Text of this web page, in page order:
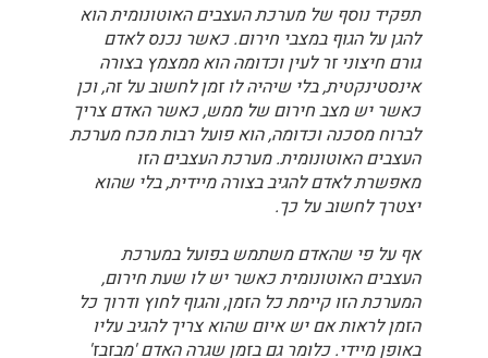
תפקיד נוסף של מערכת העצבים האוטונומית הוא
להגן על הגוף במצבי חירום. כאשר נכנס לאדם
גורם חיצוני זר לעין וכדומה הוא ממצמץ בצורה
אינסטינקטית, בלי שיהיה לו זמן לחשוב על זה, וכן
כאשר יש מצב חירום של ממש, כאשר האדם צריך
לברוח מסכנה וכדומה, הוא פועל רבות מכח מערכת
העצבים האוטונומית. מערכת העצבים הזו
מאפשרת לאדם להגיב בצורה מיידית, בלי שהוא
יצטרך לחשוב על כך.
אף על פי שהאדם משתמש בפועל במערכת
העצבים האוטונומית כאשר יש לו שעת חירום,
המערכת הזו קיימת כל הזמן, והגוף לחוץ ודרוך כל
הזמן לראות אם יש איום שהוא צריך להגיב עליו
באופן מיידי. כלומר גם בזמן שגרה האדם 'מבזבז'